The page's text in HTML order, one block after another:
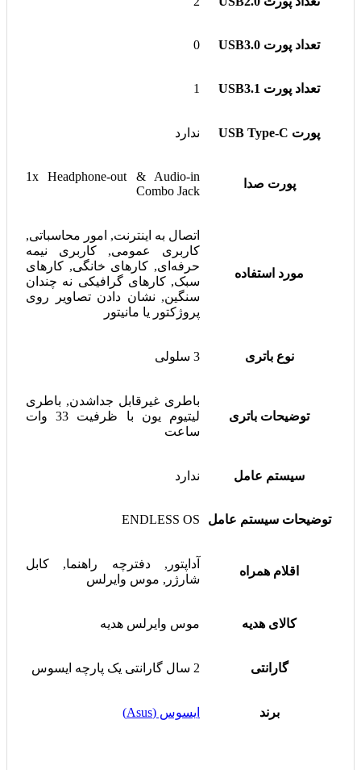
تعداد پورت USB3.0 0
تعداد پورت USB3.1 1
پورت USB Type-C ندارد
پورت صدا
1x Headphone-out & Audio-in
Combo Jack
مورد استفاده
اتصال به اینترنت, امور محاسباتی,
کاربری عمومی, کاربری نیمه
حرفه‌ای, کارهای خانگی, کارهای
سبک, کارهای گرافیکی نه چندان
سنگین, نشان دادن تصاویر روی
پروژکتور یا مانیتور
نوع باتری 3 سلولی
توضیحات باتری
باطری غیرقابل جداشدن, باطری
لیتیوم یون با ظرفیت 33 وات
ساعت
سیستم عامل ندارد
توضیحات سیستم عامل ENDLESS OS
اقلام همراه
آداپتور, دفترچه راهنما, کابل
شارژر, موس وایرلس
کالای هدیه موس وایرلس هدیه
گارانتی 2 سال گارانتی یک پارچه ایسوس
برند ایسوس (Asus)